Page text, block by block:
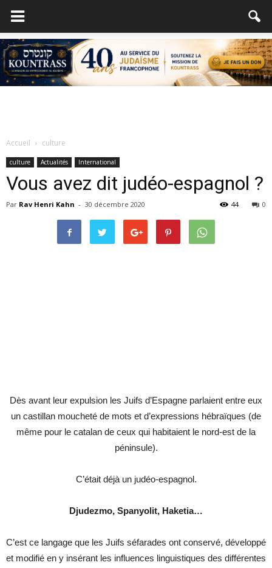
Accueil culture
culture Actualités International
Vous avez dit judéo-espagnol ?
Par Rav Henri Kahn - 30 décembre 2020 0
44
Dès avant leur expulsion les Juifs d’Espagne parlaient entre eux
un castillan moucheté de mots et d’expressions hébraïques (de
même pour le catalan de ceux qui habitaient le nord-est de la
péninsule).
C’était déjà un judéo-espagnol.
Djudezmo, Spanyolit, Haketia…
C’est ce langage que les Juifs séfarades ont conservé, développé
et modifié en y insérant les influences linguistiques des différentes